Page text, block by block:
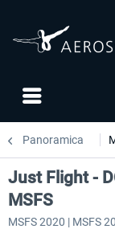
Panoramica
Just Flight -
MSFS
MSFS 2020 | MSFS